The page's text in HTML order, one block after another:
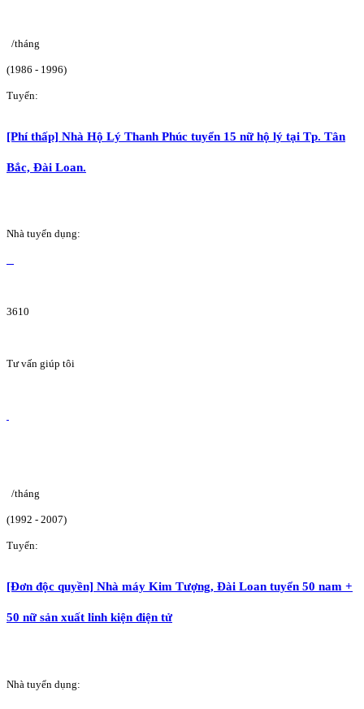
/tháng
(1986 - 1996)
Tuyển:
[Phí thấp] Nhà Hộ Lý Thanh Phúc tuyển 15 nữ hộ lý tại Tp. Tân
Bắc, Đài Loan.
Nhà tuyển dụng:
3610
Tư vấn giúp tôi
/tháng
(1992 - 2007)
Tuyển:
[Đơn độc quyền] Nhà máy Kim Tượng, Đài Loan tuyển 50 nam +
50 nữ sản xuất linh kiện điện tử
Nhà tuyển dụng: